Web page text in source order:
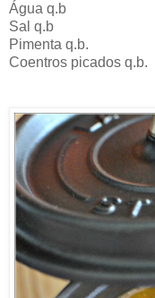
Água q.b
Sal q.b
Pimenta q.b.
Coentros picados q.b.